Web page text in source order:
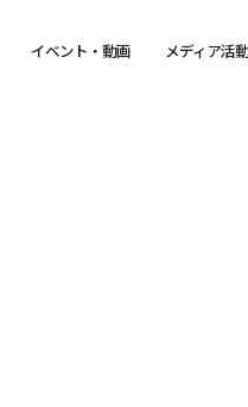
イベント・動画 メディア活動